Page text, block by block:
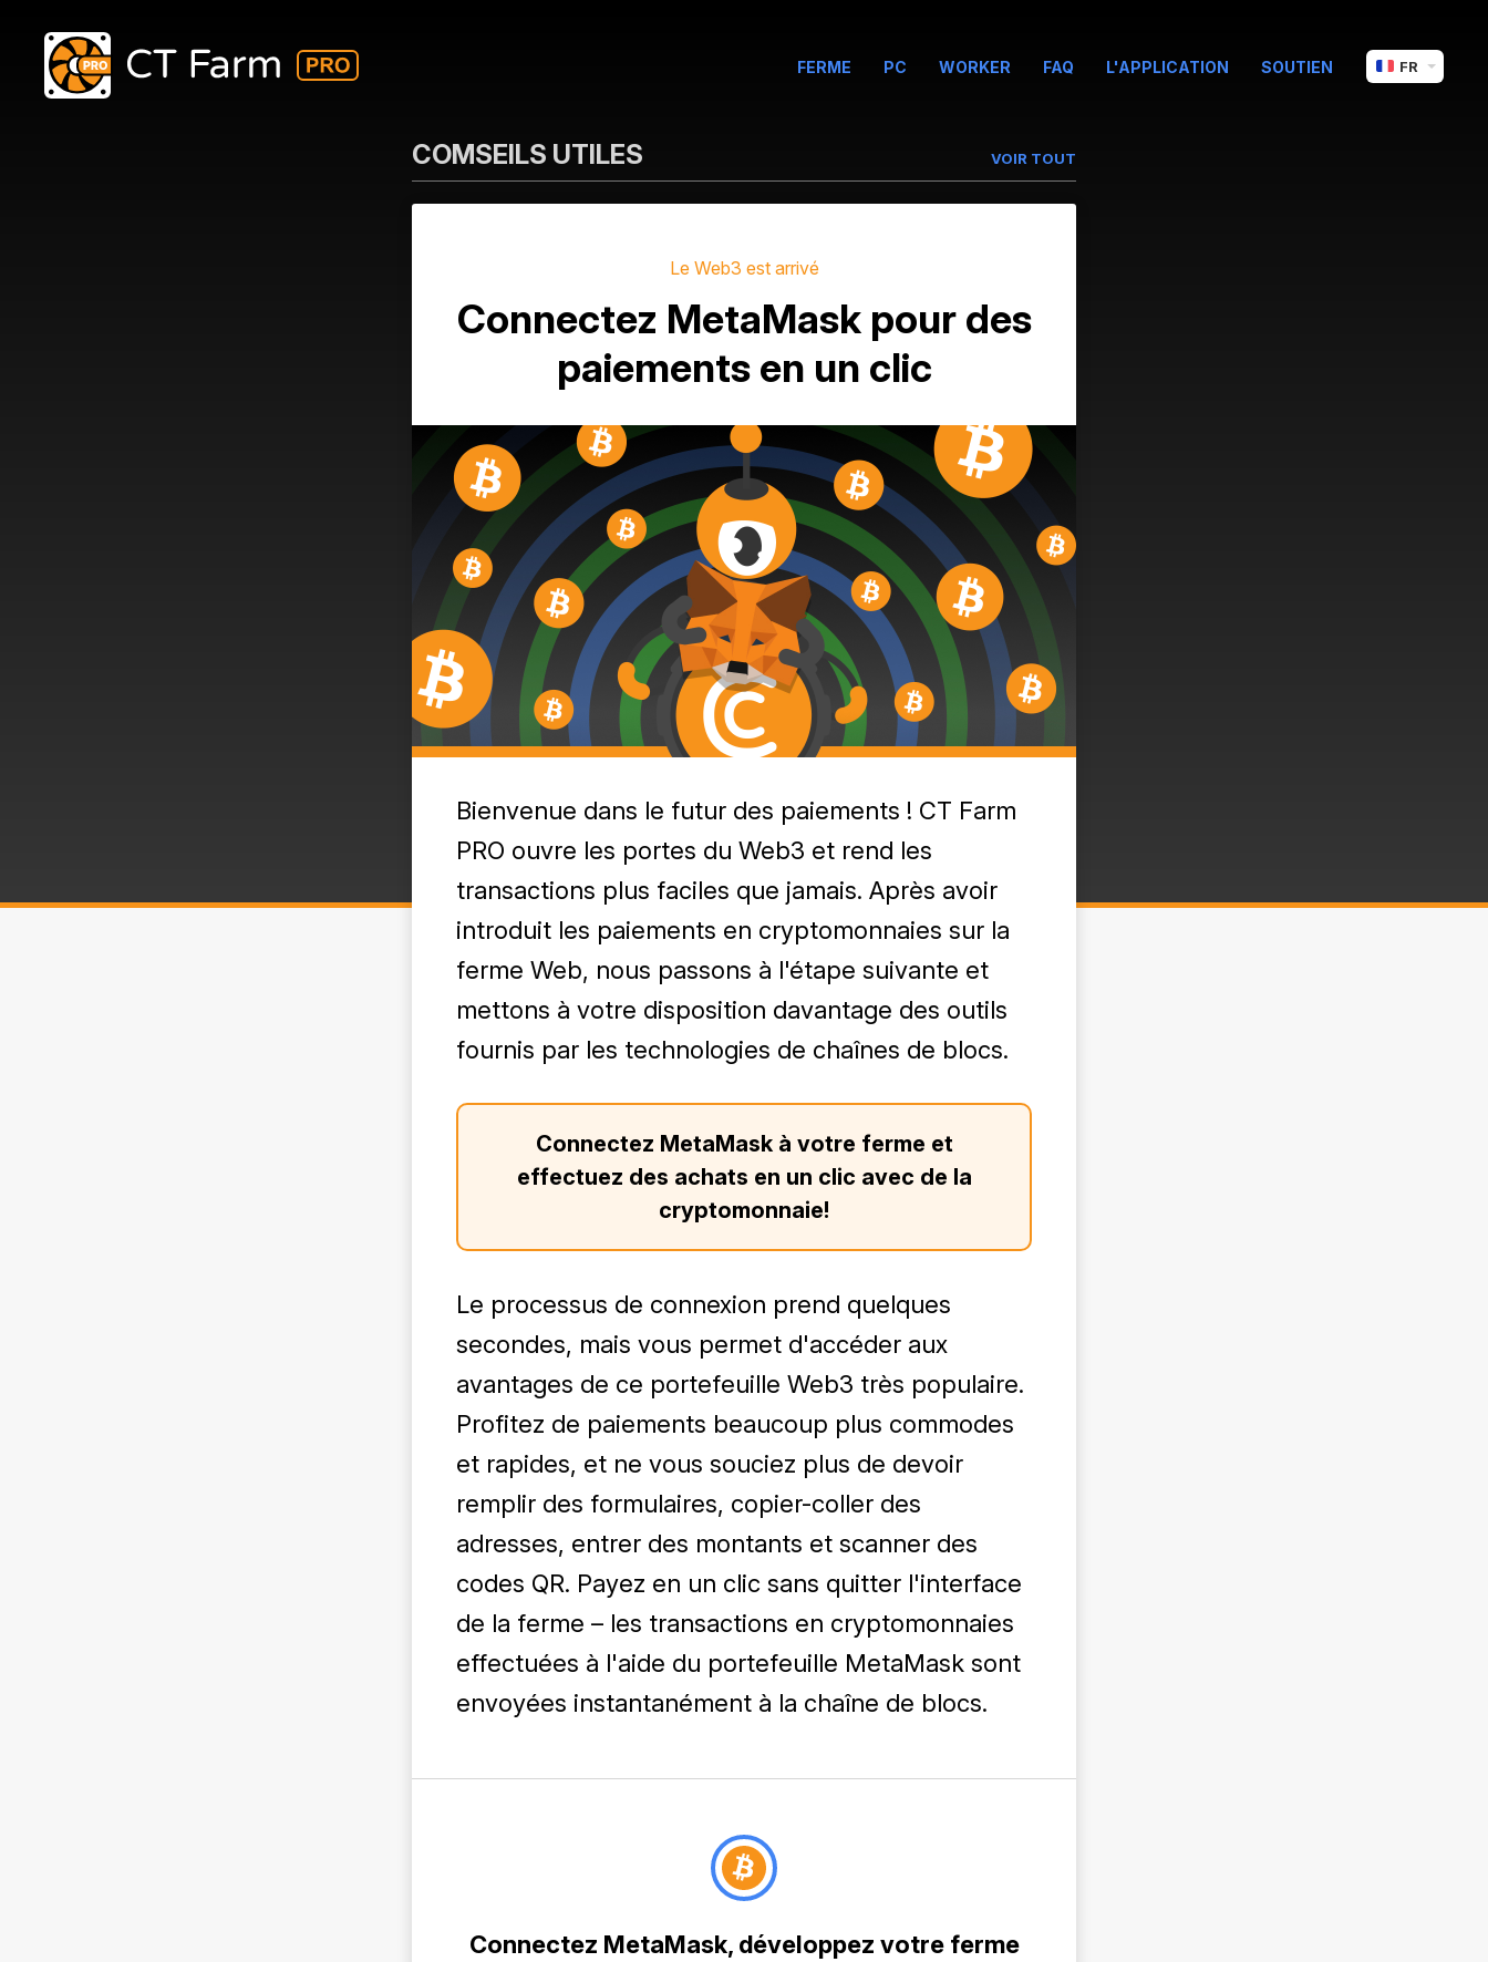
FERME PC WORKER FAQ L'APPLICATION SOUTIEN FR
COMSEILS UTILES VOIR TOUT
Le Web3 est arrivé
Connectez MetaMask pour des
paiements en un clic
Bienvenue dans le futur des paiements ! CT Farm
PRO ouvre les portes du Web3 et rend les
transactions plus faciles que jamais. Après avoir
introduit les paiements en cryptomonnaies sur la
ferme Web, nous passons à l'étape suivante et
mettons à votre disposition davantage des outils
fournis par les technologies de chaînes de blocs.
Connectez MetaMask à votre ferme et
effectuez des achats en un clic avec de la
cryptomonnaie!
Le processus de connexion prend quelques
secondes, mais vous permet d'accéder aux
avantages de ce portefeuille Web3 très populaire.
Profitez de paiements beaucoup plus commodes
et rapides, et ne vous souciez plus de devoir
remplir des formulaires, copier-coller des
adresses, entrer des montants et scanner des
codes QR. Payez en un clic sans quitter l'interface
de la ferme – les transactions en cryptomonnaies
effectuées à l'aide du portefeuille MetaMask sont
envoyées instantanément à la chaîne de blocs.
Connectez MetaMask, développez votre ferme